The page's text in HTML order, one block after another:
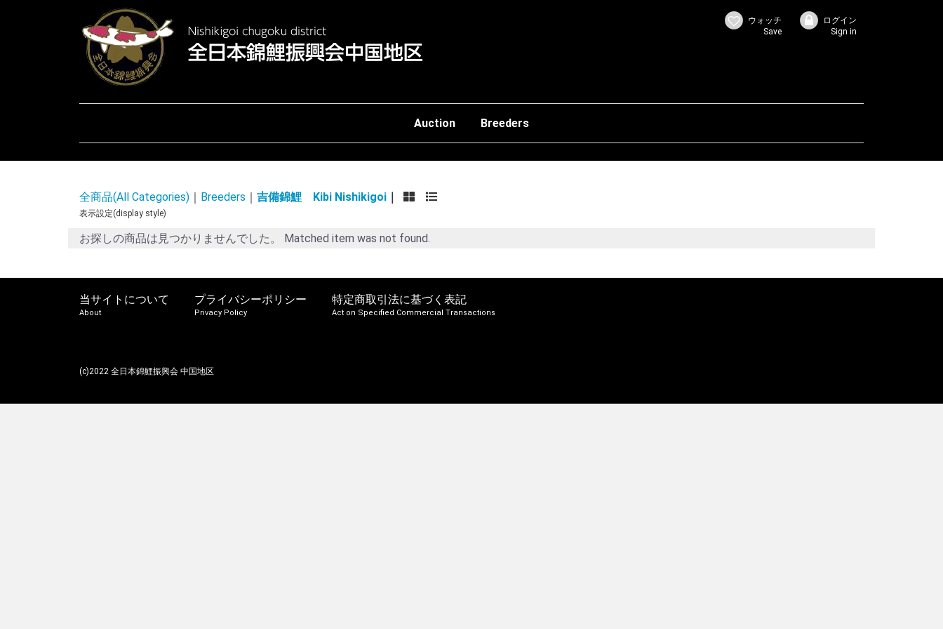
ウォッチ
Save
ログイン
Sign in
Auction Breeders
大石養魚場 Oishi Fish Farm
大山養魚場 Oyama Fish Farm
㈲面迫養鯉場 Omosako Koi Farm
㈱小西養鯉場 Konishi Koi Farm
㈱阪井養魚場 Sakai Fish Farm
㈱阪井 Sakai Company Limited
瀧川養鯉場 Takigawa Koi Farm
玉浦養魚場 Tamaura Fish Farm
谷口養鯉場 Taniguchi Koi Farm 岡山 桃太郎鯉 Okayama Momotaro Koi
吉備錦鯉 Kibi Nishikigoi ㈲松江錦鯉センター Matsue Nishikigoi Center
Koi Umeda Japan(株)
錦鯉専門店 昭徳 Shotoku
Yume Koi Japan ㈱
全商品(All Categories) Breeders 吉備錦鯉 Kibi Nishikigoi
表示設定(display style)
お探しの商品は見つかりませんでした。 Matched item was not found.
当サイトについて
About
プライバシーポリシー
Privacy Policy
特定商取引法に基づく表記
Act on Specified Commercial Transactions
(c)2022 全日本錦鯉振興会 中国地区